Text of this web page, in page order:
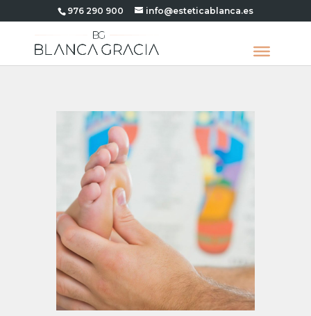
976 290 900 info@esteticablanca.es